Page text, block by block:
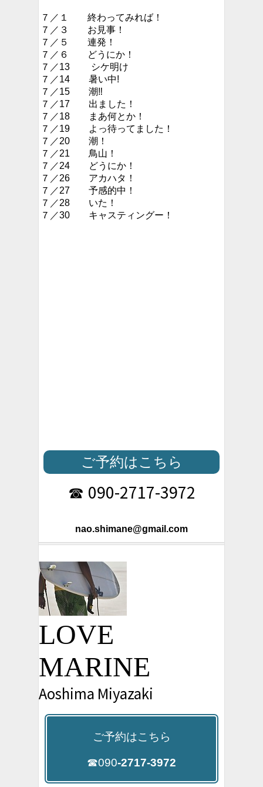
７／１ 終わってみれば！
７／３ お見事！
７／５ 連発！
７／６ どうにか！
７／13 シケ明け
７／14 暑い中!
７／15 潮‼︎
７／17 出ました！
７／18 まあ何とか！
７／19 よっ待ってました！
７／20 潮！
７／21 鳥山！
７／24 どうにか！
７／26 アカハタ！
７／27 予感的中！
７／28 いた！
７／30 キャスティングー！
ご予約はこちら
☎ 090-2717-3972
nao.shimane@gmail.com
LOVE
MARINE
Aoshima Miyazaki
ご予約はこちら
☎090-2717-3972